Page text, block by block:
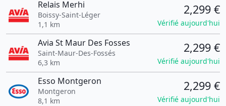
Relais Merhi
Boissy-Saint-Léger
1,1 km
2,299 €
Vérifié aujourd'hui
Avia St Maur Des Fosses
Saint-Maur-Des-Fossés
6,3 km
2,299 €
Vérifié aujourd'hui
Esso Montgeron
Montgeron
8,1 km
2,299 €
Vérifié aujourd'hui